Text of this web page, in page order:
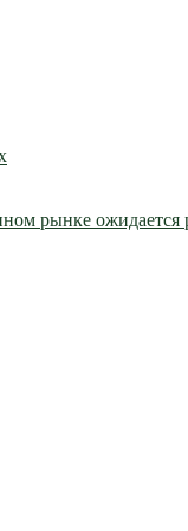
рынке ожидается